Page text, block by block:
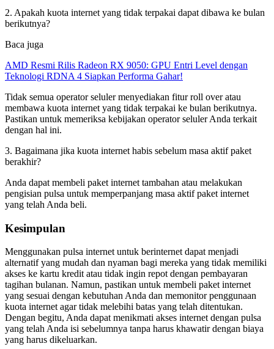
2. Apakah kuota internet yang tidak terpakai dapat dibawa ke bulan
berikutnya?
Baca juga
AMD Resmi Rilis Radeon RX 9050: GPU Entri Level dengan
Teknologi RDNA 4 Siapkan Performa Gahar!
Tidak semua operator seluler menyediakan fitur roll over atau
membawa kuota internet yang tidak terpakai ke bulan berikutnya.
Pastikan untuk memeriksa kebijakan operator seluler Anda terkait
dengan hal ini.
3. Bagaimana jika kuota internet habis sebelum masa aktif paket
berakhir?
Anda dapat membeli paket internet tambahan atau melakukan
pengisian pulsa untuk memperpanjang masa aktif paket internet
yang telah Anda beli.
Kesimpulan
Menggunakan pulsa internet untuk berinternet dapat menjadi
alternatif yang mudah dan nyaman bagi mereka yang tidak memiliki
akses ke kartu kredit atau tidak ingin repot dengan pembayaran
tagihan bulanan. Namun, pastikan untuk membeli paket internet
yang sesuai dengan kebutuhan Anda dan memonitor penggunaan
kuota internet agar tidak melebihi batas yang telah ditentukan.
Dengan begitu, Anda dapat menikmati akses internet dengan pulsa
yang telah Anda isi sebelumnya tanpa harus khawatir dengan biaya
yang harus dikeluarkan.